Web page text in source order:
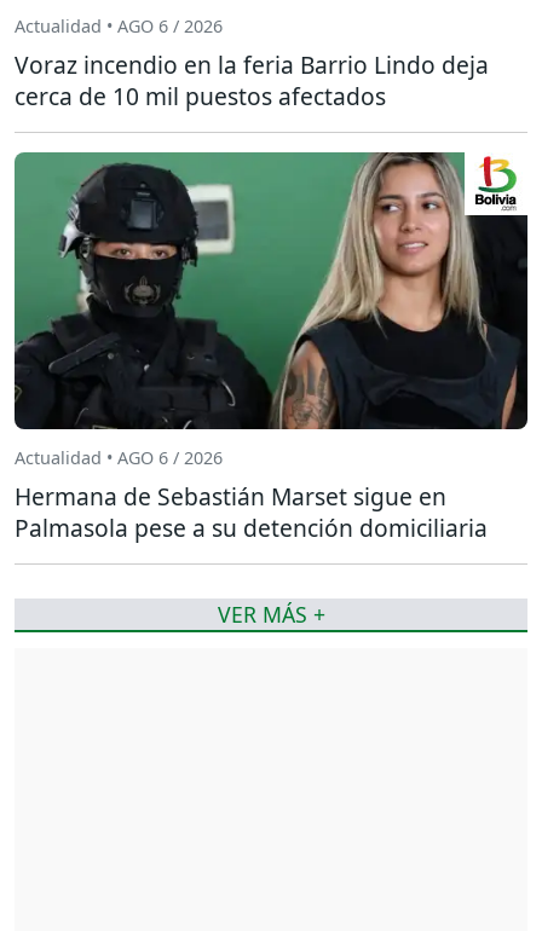
Actualidad • AGO 6 / 2026
Voraz incendio en la feria Barrio Lindo deja
cerca de 10 mil puestos afectados
Actualidad • AGO 6 / 2026
Hermana de Sebastián Marset sigue en
Palmasola pese a su detención domiciliaria
VER MÁS +